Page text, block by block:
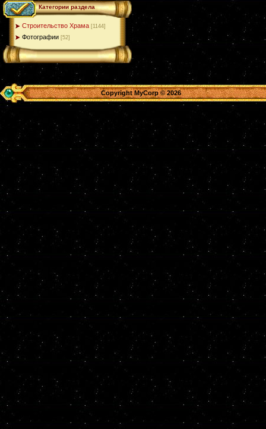
Категории раздела
Строительство Храма [1144]
Фотографии [52]
Copyright MyCorp © 2026